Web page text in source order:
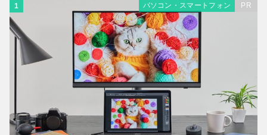
1 パソコン・スマートフォン PR